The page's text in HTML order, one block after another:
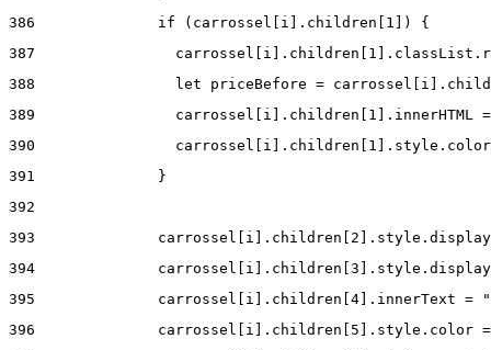
386
              if (carrossel[i].children[1]) {
387
388
let priceBefore =
389
carrossel[i].children[1].innerHTML
390
391
              }
392
393
394
395
carrossel[i].children[4].innerText =
396
carrossel[i].children[5].style.color